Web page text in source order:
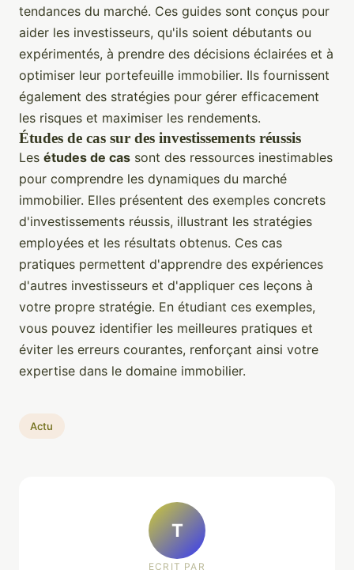
tendances du marché. Ces guides sont conçus pour
aider les investisseurs, qu'ils soient débutants ou
expérimentés, à prendre des décisions éclairées et à
optimiser leur portefeuille immobilier. Ils fournissent
également des stratégies pour gérer efficacement
les risques et maximiser les rendements.
Études de cas sur des investissements réussis
Les études de cas sont des ressources inestimables
pour comprendre les dynamiques du marché
immobilier. Elles présentent des exemples concrets
d'investissements réussis, illustrant les stratégies
employées et les résultats obtenus. Ces cas
pratiques permettent d'apprendre des expériences
d'autres investisseurs et d'appliquer ces leçons à
votre propre stratégie. En étudiant ces exemples,
vous pouvez identifier les meilleures pratiques et
éviter les erreurs courantes, renforçant ainsi votre
expertise dans le domaine immobilier.
Actu
T
ECRIT PAR